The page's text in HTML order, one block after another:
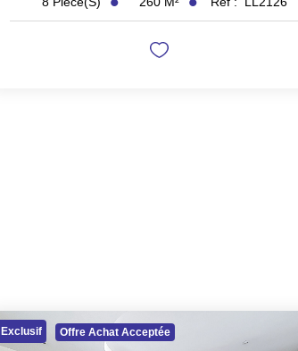
Exclusif Offre Achat Acceptée